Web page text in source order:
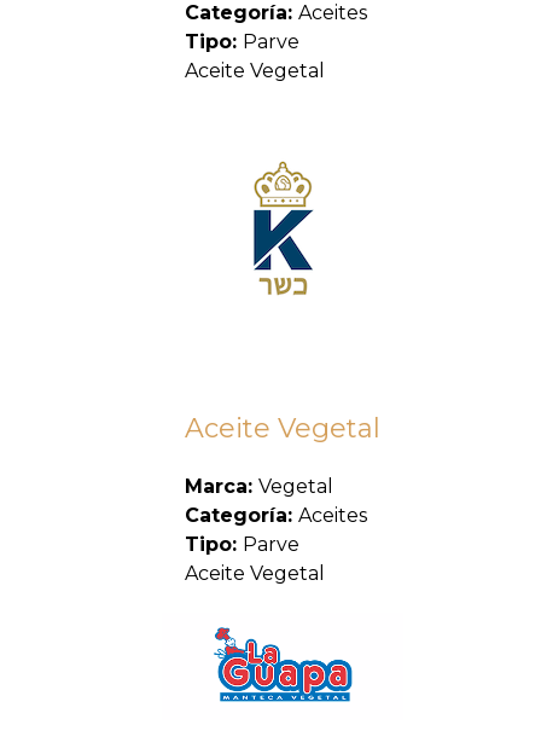
Categoría: Aceites
Tipo: Parve
Aceite Vegetal
Aceite Vegetal
Marca: Vegetal
Categoría: Aceites
Tipo: Parve
Aceite Vegetal